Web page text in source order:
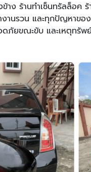
ง ร้านทําเซ็นทรัลล็อค
านรวน และทุกปัญหาข
ยขณะขับ และเหตุทรัพ